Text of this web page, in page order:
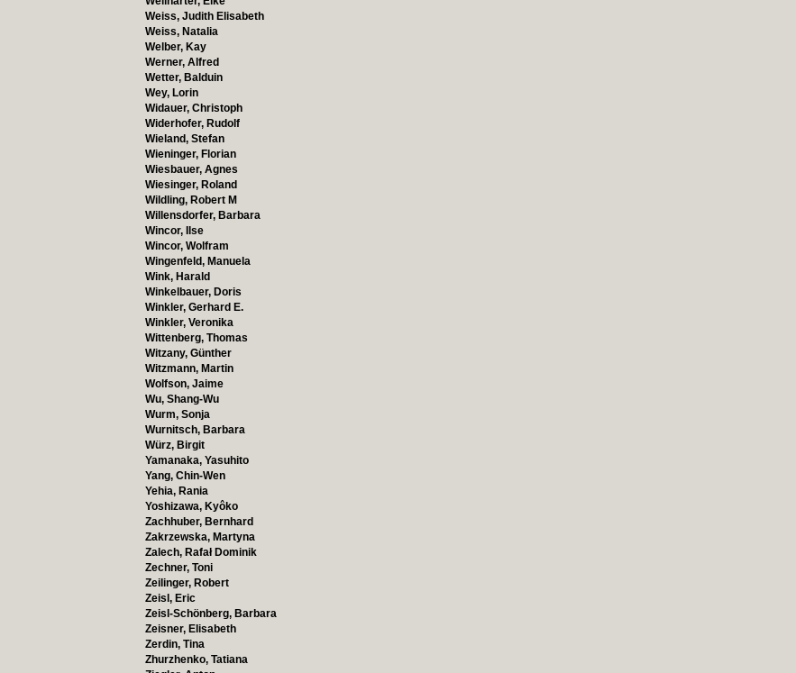
Weiss, Judith Elisabeth
Weiss, Natalia
Welber, Kay
Werner, Alfred
Wetter, Balduin
Wey, Lorin
Widauer, Christoph
Widerhofer, Rudolf
Wieland, Stefan
Wieninger, Florian
Wiesbauer, Agnes
Wiesinger, Roland
Wildling, Robert M
Willensdorfer, Barbara
Wincor, Ilse
Wincor, Wolfram
Wingenfeld, Manuela
Wink, Harald
Winkelbauer, Doris
Winkler, Gerhard E.
Winkler, Veronika
Wittenberg, Thomas
Witzany, Günther
Witzmann, Martin
Wolfson, Jaime
Wu, Shang-Wu
Wurm, Sonja
Wurnitsch, Barbara
Würz, Birgit
Yamanaka, Yasuhito
Yang, Chin-Wen
Yehia, Rania
Yoshizawa, Kyôko
Zachhuber, Bernhard
Zakrzewska, Martyna
Zalech, Rafał Dominik
Zechner, Toni
Zeilinger, Robert
Zeisl, Eric
Zeisl-Schönberg, Barbara
Zeisner, Elisabeth
Zerdin, Tina
Zhurzhenko, Tatiana